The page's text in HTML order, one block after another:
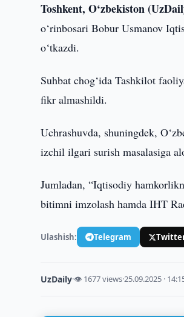
Toshkent, O‘zbekiston
o‘rinbosari Bobur Usmanov
o‘tkazdi.
Suhbat chog‘ida Tashkilot
fikr almashildi.
Uchrashuvda, shuningdek,
izchil ilgari surish masalasiga
Jumladan, “Iqtisodiy
bitimni imzolash hamda IHT
Ulashish: Telegram
UzDaily·👁 1677 views·25.09.2025 ·